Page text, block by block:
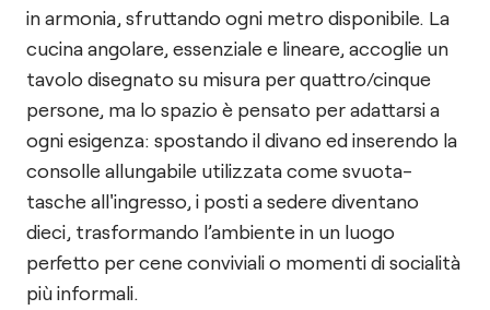
in armonia, sfruttando ogni metro disponibile. La
cucina angolare, essenziale e lineare, accoglie un
tavolo disegnato su misura per quattro/cinque
persone, ma lo spazio è pensato per adattarsi a
ogni esigenza: spostando il divano ed inserendo la
consolle allungabile utilizzata come svuota-
tasche all'ingresso, i posti a sedere diventano
dieci, trasformando l’ambiente in un luogo
perfetto per cene conviviali o momenti di socialità
più informali.